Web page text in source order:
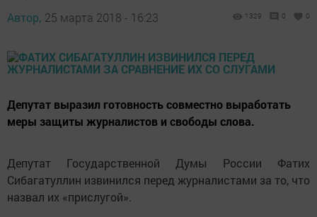
Автор, 25 марта 2018 - 16:23 1329 0 0
Депутат выразил готовность совместно выработать
меры защиты журналистов и свободы слова.
Депутат Государственной Думы России Фатих
Сибагатуллин извинился перед журналистами за то, что
назвал их «прислугой».